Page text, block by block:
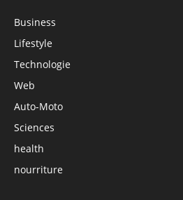
Business
Lifestyle
Technologie
Web
Auto-Moto
Sciences
health
nourriture